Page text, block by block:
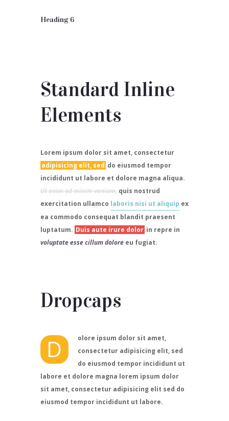
Heading 6
Standard Inline
Elements
Lorem ipsum dolor sit amet, consectetur
adipisicing elit, sed do eiusmod tempor
incididunt ut labore et dolore magna aliqua.
Ut enim ad minim veniam, quis nostrud
exercitation ullamco laboris nisi ut aliquip ex
ea commodo consequat blandit praesent
luptatum. Duis aute irure dolor in repre in
voluptate esse cillum dolore eu fugiat.
Dropcaps
D
olore ipsum dolor sit amet,
consectetur adipisicing elit, sed
do eiusmod tempor incididunt ut
labore et dolore magna lorem ipsum dolor
sit amet, consectetur adipisicing elit sed do
eiusmod tempor incididunt ut labore.